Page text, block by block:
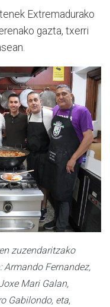
Extremadurako
gazta, txerri
zuzendaritzako
Armando Fernandez,
Mari Galan,
Gabilondo, eta,